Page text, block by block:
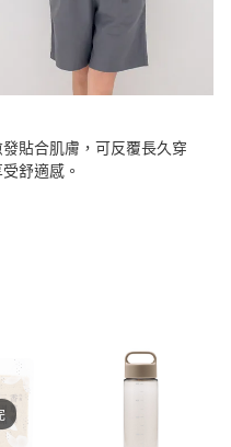
貼合肌膚，可反覆長久穿
舒適感。